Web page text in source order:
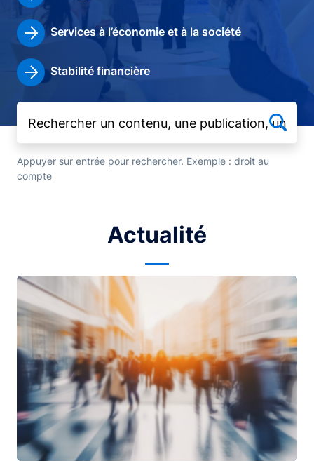
Services à l’économie et à la société
Stabilité financière
Appuyer sur entrée pour rechercher. Exemple : droit au
compte
Actualité
Image